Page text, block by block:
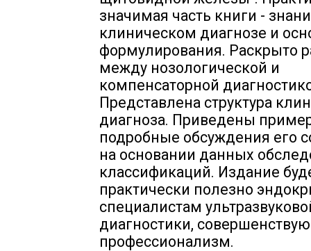
значимая часть книги -
клиническом диагнозе и
формулирования. Раскрыто
между нозологической и
компенсаторной
Представлена структура
диагноза. Приведены
подробные обсуждения его
на основании данных
классификаций. Издание
практически полезно
специалистам
диагностики,
профессионализм.